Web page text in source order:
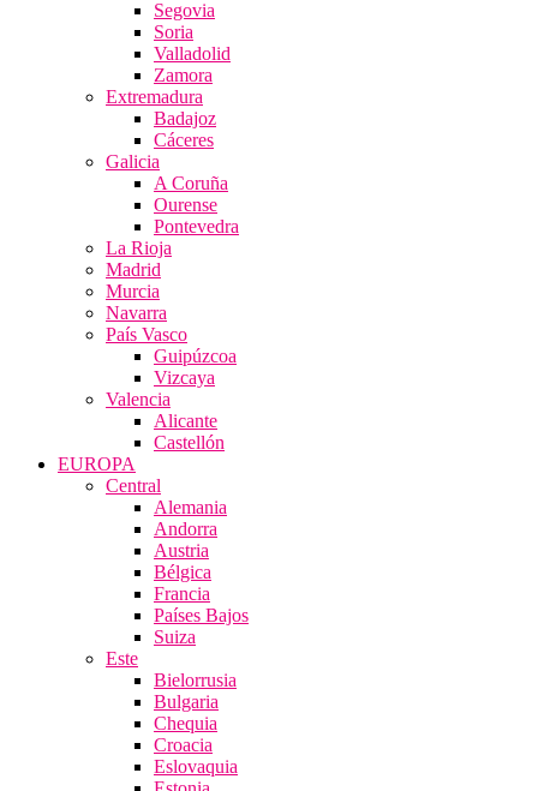
Segovia
Soria
Valladolid
Zamora
Extremadura
Badajoz
Cáceres
Galicia
A Coruña
Ourense
Pontevedra
La Rioja
Madrid
Murcia
Navarra
País Vasco
Guipúzcoa
Vizcaya
Valencia
Alicante
Castellón
EUROPA
Central
Alemania
Andorra
Austria
Bélgica
Francia
Países Bajos
Suiza
Este
Bielorrusia
Bulgaria
Chequia
Croacia
Eslovaquia